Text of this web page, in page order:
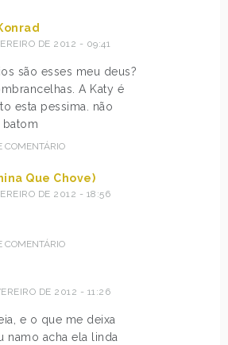
DE 2012 - 09:41
são esses meu deus?
A Katy é
esta pessima. não
batom
COMENTÁRIO
Que Chove)
DE 2012 - 18:56
COMENTÁRIO
DE 2012 - 11:26
e o que me deixa
namo acha ela linda